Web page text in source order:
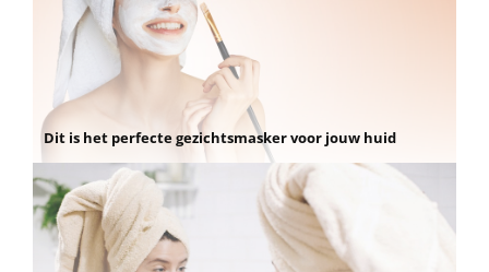
Dit is het perfecte gezichtsmasker voor jouw huid